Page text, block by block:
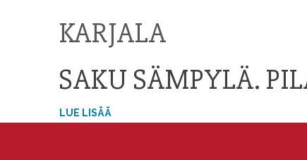
KARJALA
SAKU SÄMPYLÄ.
LUE LISÄÄ